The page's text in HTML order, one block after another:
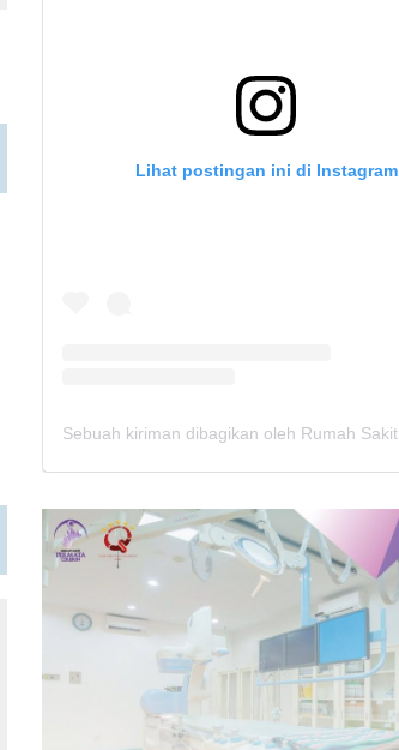
Lihat postingan ini di Instagram